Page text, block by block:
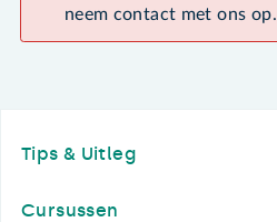
neem contact met ons op.
Tips & Uitleg
Cursussen